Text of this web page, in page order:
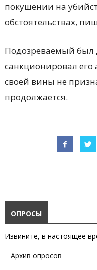
покушении на
обстоятельствах,
Подозреваемый был
санкционировал его
своей вины не
продолжается.
ОПРОСЫ
Извините, в настоящее
Архив опросов